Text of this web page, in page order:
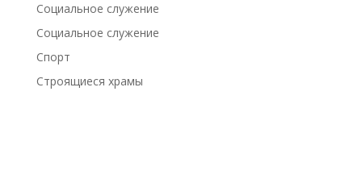
Социальное служение
Социальное служение
Спорт
Строящиеся храмы